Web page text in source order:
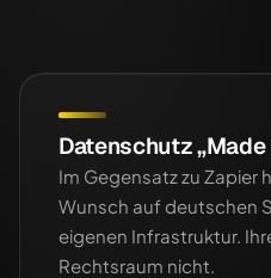
Datenschutz „Made
Im Gegensatz zu Zapier
Wunsch auf deutschen
eigenen Infrastruktur.
Rechtsraum nicht.